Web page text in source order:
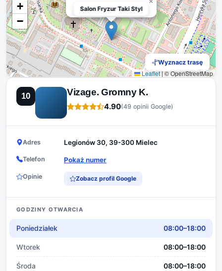
Salon Fryzur Taki Styl
+
−
Leaflet|© OpenStreetMap
Salon Fryzur Taki Styl
Wyznacz trasę
10 Vizage. Gromny K.
4.90(49 opinii Google)
Adres Legionów 30, 39-300 Mielec
Telefon Pokaż numer
Opinie Zobacz profil Google
GODZINY OTWARCIA
Poniedziałek 08:00–18:00
Wtorek 08:00–18:00
Środa 08:00–18:00